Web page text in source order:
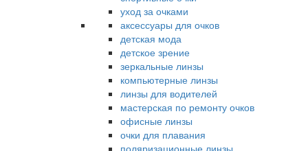
уход за очками
аксессуары для очков
детская мода
детское зрение
зеркальные линзы
компьютерные линзы
линзы для водителей
мастерская по ремонту очков
офисные линзы
очки для плавания